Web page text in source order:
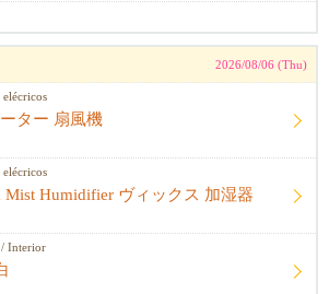
2026/08/06 (Thu)
elécricos
ター 扇風機
elécricos
Mist Humidifier ヴィックス 加湿器
/ Interior